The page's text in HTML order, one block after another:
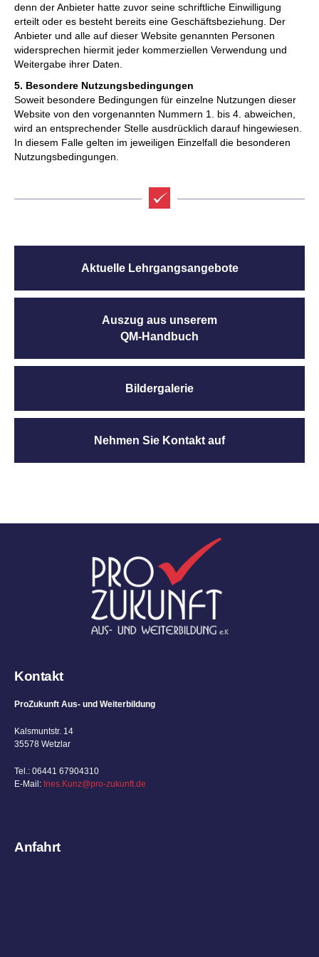
denn der Anbieter hatte zuvor seine schriftliche Einwilligung
erteilt oder es besteht bereits eine Geschäftsbeziehung. Der
Anbieter und alle auf dieser Website genannten Personen
widersprechen hiermit jeder kommerziellen Verwendung und
Weitergabe ihrer Daten.
5. Besondere Nutzungsbedingungen
Soweit besondere Bedingungen für einzelne Nutzungen dieser
Website von den vorgenannten Nummern 1. bis 4. abweichen,
wird an entsprechender Stelle ausdrücklich darauf hingewiesen.
In diesem Falle gelten im jeweiligen Einzelfall die besonderen
Nutzungsbedingungen.
Aktuelle Lehrgangsangebote
Auszug aus unserem
QM-Handbuch
Bildergalerie
Nehmen Sie Kontakt auf
Kontakt
ProZukunft Aus- und Weiterbildung
Kalsmuntstr. 14
35578 Wetzlar
Tel.: 06441 67904310
E-Mail: Ines.Kunz@pro-zukunft.de
Anfahrt